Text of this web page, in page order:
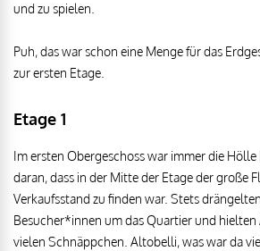
und zu spielen.
Puh, das war schon eine Menge für das
zur ersten Etage.
Etage 1
Im ersten Obergeschoss war immer die
daran, dass in der Mitte der Etage der große
Verkaufsstand zu finden war. Stets
Besucher*innen um das Quartier und hielten
vielen Schnäppchen. Altobelli, was war da